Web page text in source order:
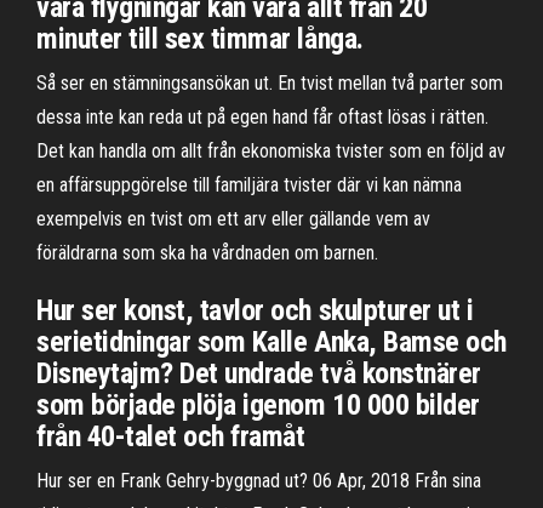
våra flygningar kan vara allt från 20
minuter till sex timmar långa.
Så ser en stämningsansökan ut. En tvist mellan två parter som
dessa inte kan reda ut på egen hand får oftast lösas i rätten.
Det kan handla om allt från ekonomiska tvister som en följd av
en affärsuppgörelse till familjära tvister där vi kan nämna
exempelvis en tvist om ett arv eller gällande vem av
föräldrarna som ska ha vårdnaden om barnen.
Hur ser konst, tavlor och skulpturer ut i
serietidningar som Kalle Anka, Bamse och
Disneytajm? Det undrade två konstnärer
som började plöja igenom 10 000 bilder
från 40-talet och framåt
Hur ser en Frank Gehry-byggnad ut? 06 Apr, 2018 Från sina